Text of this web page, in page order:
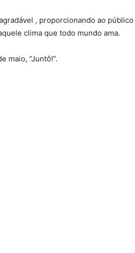
, proporcionando ao público
clima que todo mundo ama.
maio, “Juntô!”.